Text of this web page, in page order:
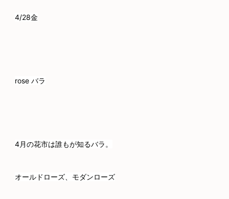
4/28金
rose バラ
4月の花市は誰もが知るバラ。
オールドローズ、モダンローズ